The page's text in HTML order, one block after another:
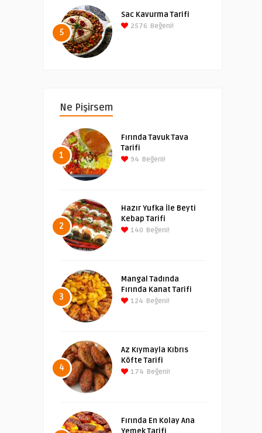
5
Sac Kavurma Tarifi
2576 Beğeni!
Ne Pişirsem
1
Fırında Tavuk Tava
Tarifi
94 Beğeni!
2
Hazır Yufka İle Beyti
Kebap Tarifi
140 Beğeni!
3
Mangal Tadında
Fırında Kanat Tarifi
124 Beğeni!
4
Az Kıymayla Kıbrıs
Köfte Tarifi
174 Beğeni!
Fırında En Kolay Ana